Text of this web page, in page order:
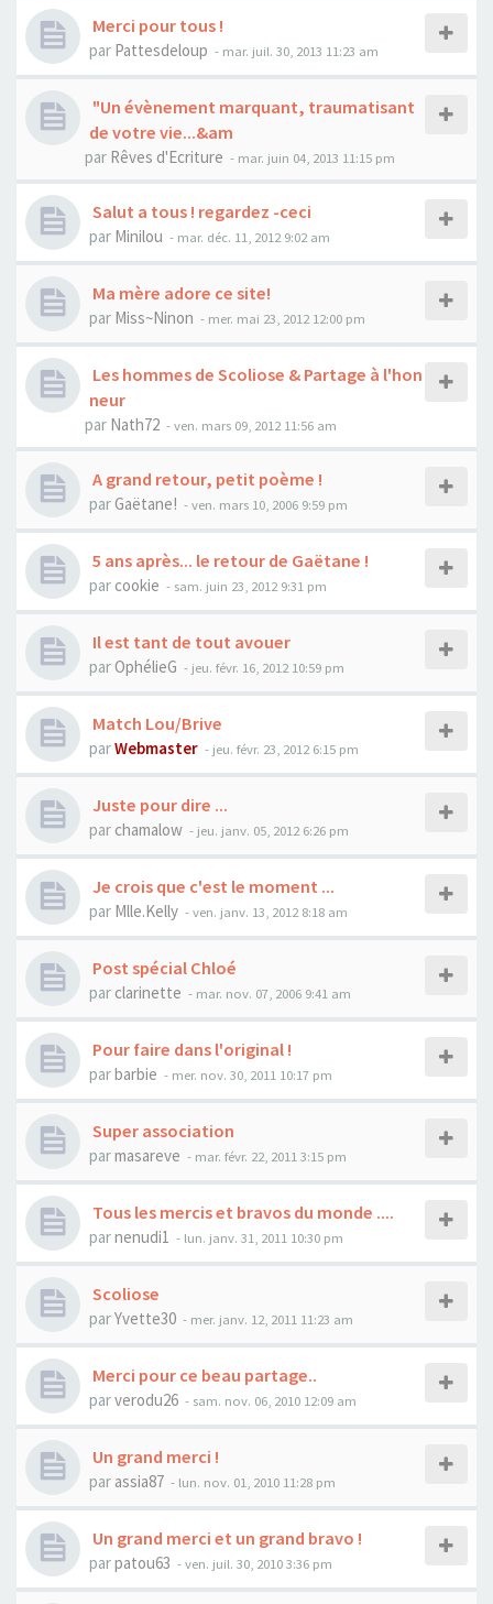
Merci pour tous !
par Pattesdeloup - mar. juil. 30, 2013 11:23 am
"Un évènement marquant, traumatisant
de votre vie...&am
par Rêves d'Ecriture - mar. juin 04, 2013 11:15 pm
Salut a tous ! regardez -ceci
par Minilou - mar. déc. 11, 2012 9:02 am
Ma mère adore ce site!
par Miss~Ninon - mer. mai 23, 2012 12:00 pm
Les hommes de Scoliose & Partage à l'hon
neur
par Nath72 - ven. mars 09, 2012 11:56 am
A grand retour, petit poème !
par Gaëtane! - ven. mars 10, 2006 9:59 pm
5 ans après... le retour de Gaëtane !
par cookie - sam. juin 23, 2012 9:31 pm
Il est tant de tout avouer
par OphélieG - jeu. févr. 16, 2012 10:59 pm
Match Lou/Brive
parWebmaster - jeu. févr. 23, 2012 6:15 pm
Juste pour dire ...
par chamalow - jeu. janv. 05, 2012 6:26 pm
Je crois que c'est le moment ...
par Mlle.Kelly - ven. janv. 13, 2012 8:18 am
Post spécial Chloé
par clarinette - mar. nov. 07, 2006 9:41 am
Pour faire dans l'original !
parbarbie - mer. nov. 30, 2011 10:17 pm
Super association
parmasareve - mar. févr. 22, 2011 3:15 pm
Tous les mercis et bravos du monde ....
parnenudi1 - lun. janv. 31, 2011 10:30 pm
Scoliose
parYvette30 - mer. janv. 12, 2011 11:23 am
Merci pour ce beau partage..
parverodu26 - sam. nov. 06, 2010 12:09 am
Un grand merci !
par assia87 - lun. nov. 01, 2010 11:28 pm
Un grand merci et un grand bravo !
parpatou63 - ven. juil. 30, 2010 3:36 pm